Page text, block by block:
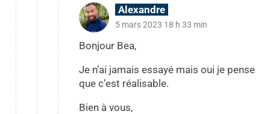
Alexandre
5 mars 2023 18 h 33 min
Bonjour Bea,
Je n’ai jamais essayé mais oui je pense
que c’est réalisable.
Bien à vous,